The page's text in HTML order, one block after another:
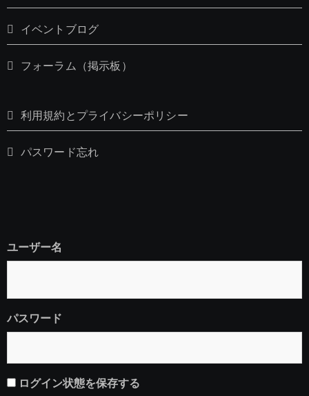
イベントブログ
フォーラム（掲示板）
利用規約とプライバシーポリシー
パスワード忘れ
ユーザー名
パスワード
ログイン状態を保存する